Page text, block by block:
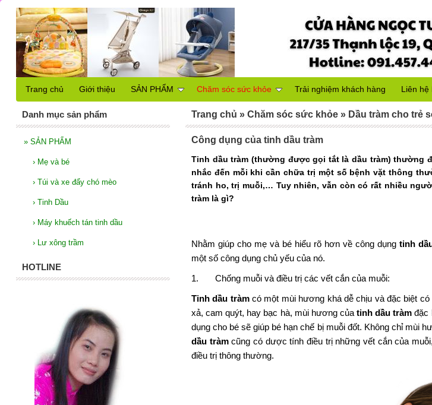
Công dụng của tinh dầu tràm
Tinh dầu tràm (thường được gọi tắt là dầu tràm) thường
nhắc đến mỗi khi cần chữa trị một số bệnh vặt thông
tránh ho, trị muỗi,… Tuy nhiên, vẫn còn có rất nhiều
tràm là gì?
Nhằm giúp cho mẹ và bé hiểu rõ hơn về công dụng tinh
một số công dụng chủ yếu của nó.
1. Chống muỗi và điều trị các vết cắn của muỗi:
Tinh dầu tràmcó một mùi hương khá dễ chịu và đặc biệt
xả, cam quýt, hay bạc hà, mùi hương củatinh dầu tràm đặc
dụng cho bé sẽ giúp bé hạn chế bị muỗi đốt. Không chỉ mùi
dầu tràmcũng có dược tính điều trị những vết cắn của
điều trị thông thường.
Trang chủ » Chăm sóc sức khỏe » Dầu tràm cho trẻ
Danh mục sản phẩm
» SẢN PHẨM
› Mẹ và bé
› Túi và xe đẩy chó mèo
› Tinh Dầu
› Máy khuếch tán tinh dầu
› Lư xông trầm
HOTLINE
Trang chủ Giới thiệu SẢN PHẨM Chăm sóc sức khỏe Trải nghiệm khách hàng Liên hệ